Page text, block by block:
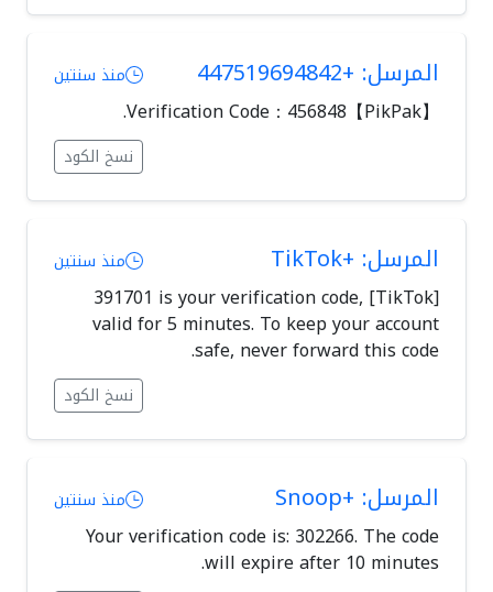
المرسل: +447519694842 منذ سنتين
【PikPak】Verification Code：456848.
نسخ الكود
المرسل: +TikTok منذ سنتين
[TikTok] 391701 is your verification code,
valid for 5 minutes. To keep your account
safe, never forward this code.
نسخ الكود
المرسل: +Snoop منذ سنتين
Your verification code is: 302266. The code
will expire after 10 minutes.